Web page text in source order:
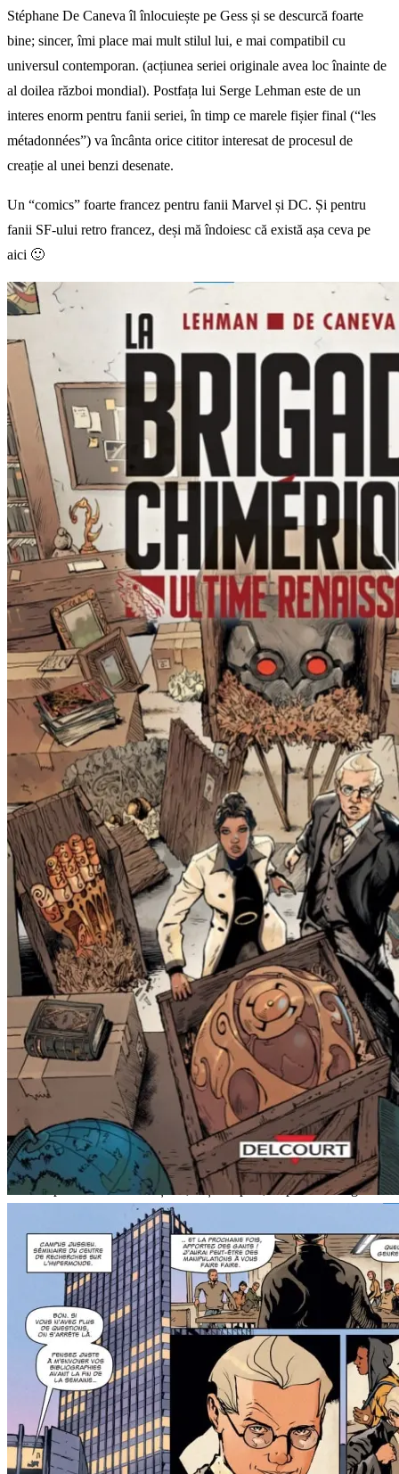
Stéphane De Caneva îl înlocuiește pe Gess și se descurcă foarte
bine; sincer, îmi place mai mult stilul lui, e mai compatibil cu
universul contemporan. (acțiunea seriei originale avea loc înainte de
al doilea război mondial). Postfața lui Serge Lehman este de un
interes enorm pentru fanii seriei, în timp ce marele fișier final (“les
métadonnées”) va încânta orice cititor interesat de procesul de
creație al unei benzi desenate.
Un “comics” foarte francez pentru fanii Marvel și DC. Și pentru
fanii SF-ului retro francez, deși mă îndoiesc că există așa ceva pe
aici 🙂
En attendant Bojangles
(Chabbert/Maurel/Bourdeaut) – Steinkis 2017
„Jur în fața lui Dumnezeu că toate femeile care sunt eu te vor iubi
pentru totdeauna”, șopti Antoinette. „Jur în fața Duhului Sfânt că le
voi iubi pe toate cele care ești tu, zi și noapte”, răspunse George.
„Juri în fața tuturor îngerilor că mă vei urma peste tot, absolut peste
tot?”. „Da, te voi urma oriunde.” Și se vor iubi nebunește, insolent,
făcând din viața lor o petrecere perpetuă; vor dansa toată noaptea,
vor bea cocktailuri la micul dejun, vor ignora societatea și își vor
educa fiul în spiritul jucăuș și capricios al adevăraților visători.
Dar… în cântecul Ninei Simone, Mr. Bojangles dansează pentru a-și
uita durerea, așa cum Antoinette visează pentru a o uita pe a ei. Iar
orice vis are un sfârșit, și comicul burlesc din prima jumătate a
albumului face loc tensiunii bolii care schimbă totul și prevestește
sfârșitul care răstoarnă lumea unui copil.